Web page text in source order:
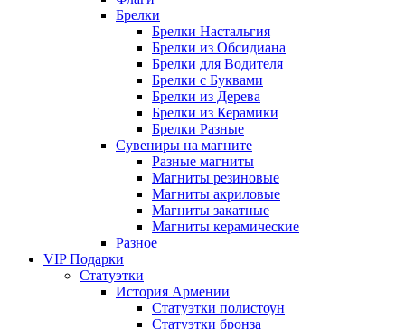
Брелки
Брелки Настальгия
Брелки из Обсидиана
Брелки для Водителя
Брелки с Буквами
Брелки из Дерева
Брелки из Керамики
Брелки Разные
Сувениры на магните
Разные магниты
Магниты резиновые
Магниты акриловые
Магниты закатные
Магниты керамические
Разное
VIP Подарки
Статуэтки
История Армении
Статуэтки полистоун
Статуэтки бронза